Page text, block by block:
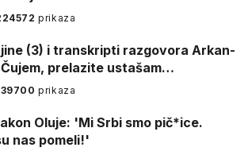
prikaza
(3) i transkripti razgovora Arkan-
prelazite ustašam…
prikaza
Oluje: 'Mi Srbi smo pič*ice.
nas pomeli!'